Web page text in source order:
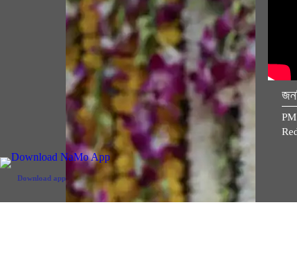
Download app
Keep your curiosity alive in life: PM
Modi at IIT Delhi Convocation
Ceremony ( August 08, 2026)